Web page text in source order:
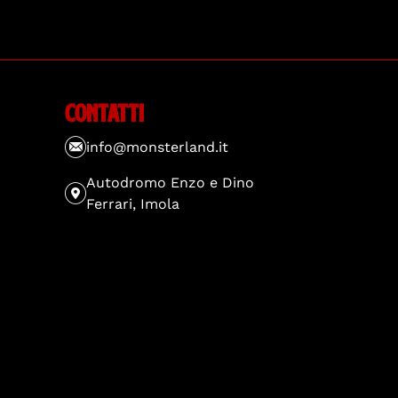
Contatti
info@monsterland.it
Autodromo Enzo e Dino
Ferrari, Imola